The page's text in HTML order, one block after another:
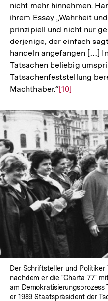
nicht mehr hinnehmen.
ihrem Essay „Wahrheit
prinzipiell und nicht nur
derjenige, der einfach
handeln angefangen […]
Tatsachen beliebig
Tatsachenfeststellung
Machthaber.“Zur
der
Fußnote
[10]
Der Schriftsteller und Politiker
nachdem er die "Charta 77"
am Demokratisierungsprozess
er 1989 Staatspräsident der